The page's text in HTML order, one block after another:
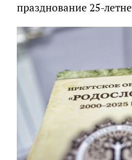
празднование 25-